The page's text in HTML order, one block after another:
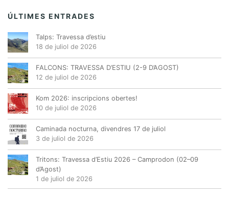
ÚLTIMES ENTRADES
Talps: Travessa d’estiu
18 de juliol de 2026
FALCONS: TRAVESSA D’ESTIU (2-9 D’AGOST)
12 de juliol de 2026
Kom 2026: inscripcions obertes!
10 de juliol de 2026
Caminada nocturna, divendres 17 de juliol
3 de juliol de 2026
Tritons: Travessa d’Estiu 2026 – Camprodon (02–09
d’Agost)
1 de juliol de 2026